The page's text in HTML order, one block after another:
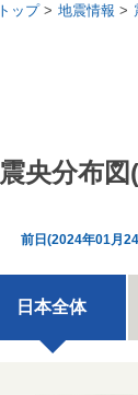
トップ 地震情報
震央分布
前日(2024年01月
日本全体